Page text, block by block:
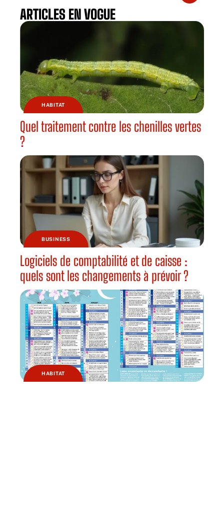
ARTICLES EN VOGUE
HABITAT
Quel traitement contre les chenilles vertes
?
BUSINESS
Logiciels de comptabilité et de caisse :
quels sont les changements à prévoir ?
HABITAT